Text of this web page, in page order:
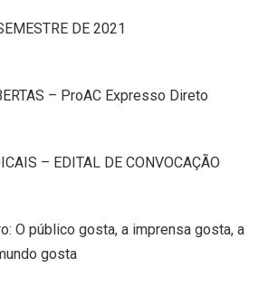
DE 2021
– ProAC Expresso Direto
– EDITAL DE CONVOCAÇÃO
O público gosta, a imprensa gosta, a
gosta